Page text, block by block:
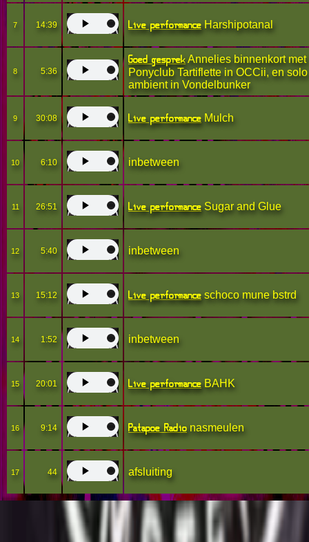
7 14:39 Live performanceHarshipotanal
8 5:36
Goed gesprekAnnelies binnenkort met
Ponyclub Tartiflette in OCCii, en solo
ambient in Vondelbunker
9 30:08 Live performanceMulch
10 6:10 inbetween
11 26:51 Live performanceSugar and Glue
12 5:40 inbetween
13 15:12 Live performanceschoco mune bstrd
14 1:52 inbetween
15 20:01 Live performanceBAHK
16 9:14 Patapoe Radionasmeulen
17 44 afsluiting